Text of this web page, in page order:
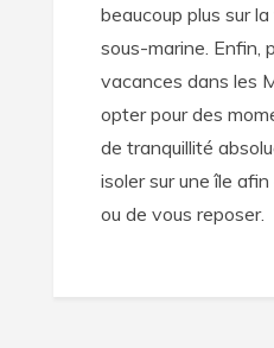
beaucoup plus sur
sous-marine. Enfin,
vacances dans les
opter pour des
de tranquillité
isoler sur une île
ou de vous reposer.